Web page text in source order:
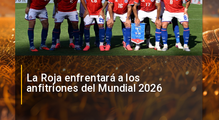
La Roja enfrentará a los
anfitriones del Mundial 2026